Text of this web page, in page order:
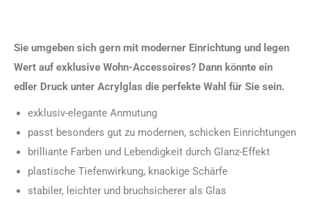
Sie umgeben sich gern mit moderner Einrichtung und legen
Wert auf exklusive Wohn-Accessoires? Dann könnte ein
edler Druck unter Acrylglas die perfekte Wahl für Sie sein.
exklusiv-elegante Anmutung
passt besonders gut zu modernen, schicken Einrichtungen
brilliante Farben und Lebendigkeit durch Glanz-Effekt
plastische Tiefenwirkung, knackige Schärfe
stabiler, leichter und bruchsicherer als Glas